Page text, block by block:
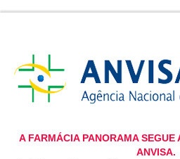
A FARMÁCIA PANORAMA SEGUE
ANVISA.